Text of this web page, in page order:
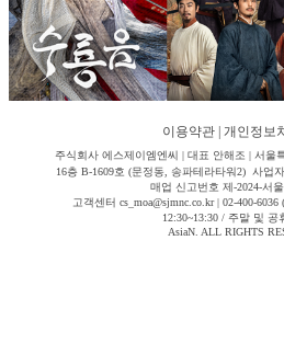
이용약관 개인정보
주식회사 에스제이엠엔씨 | 대표 안해조 | 서울
16층 B-1609호 (문정동, 송파테라타워2) 사업
매업 신고번호 제-2024-서
고객센터 cs_moa@sjmnc.co.kr | 02-400-
12:30~13:30 / 주말 및 공
AsiaN. ALL RIGHTS